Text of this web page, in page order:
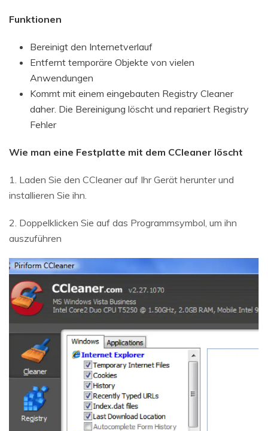
Funktionen
Bereinigt den Internetverlauf
Entfernt temporäre Objekte von vielen
Anwendungen
Kommt mit einem eingebauten Registry Cleaner
daher. Die Bereinigung löscht und repariert Registry
Fehler
Wie man eine Festplatte mit dem CCleaner löscht
1. Laden Sie den CCleaner auf Ihr Gerät herunter und
installieren Sie ihn.
2. Doppelklicken Sie auf das Programmsymbol, um ihn
auszuführen